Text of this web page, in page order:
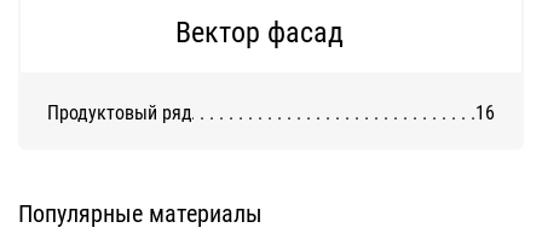
Вектор фасад
Продуктовый ряд 16
Популярные материалы